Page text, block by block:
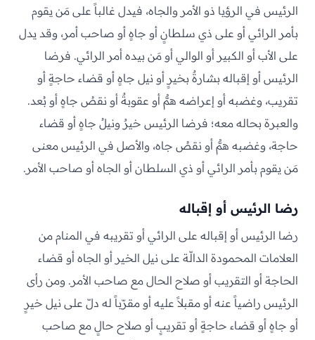
الرئيس في الرؤيا ذو الأمر والجاه، فيدل غالباً على مَن يقوم
بأمر الرائي أو على ذي سلطانٍ أو جاهٍ أو صاحب أمر، وقد يدل
على الأب أو الكبير أو الوالي أو مَن بيده أمر الرائي. فرضا
الرئيس أو إقباله بشارةٌ بخيرٍ أو نيل جاهٍ أو قضاء حاجةٍ أو
تقريب، وغضبه أو إعراضه همٌّ أو عقوبةٌ أو نقصُ جاهٍ أو بُعد.
والعبرة بحاله معه؛ فرضا الرئيس خيرٌ ونيلُ جاهٍ أو قضاء
حاجة، وغضبه همٌّ أو نقصُ جاه، والأصل في الرئيس معنى
مَن يقوم بأمر الرائي أو ذي السلطان أو الجاه أو صاحب الأمر.
رضا الرئيس أو إقباله
رضا الرئيس أو إقباله على الرائي أو تقريبه في المنام من
العلامات المحمودة الدالّة على نيل الخير أو الجاه أو قضاء
الحاجة أو التقريب أو صلاح الحال مع صاحب الأمر. ومن رأى
الرئيس راضياً عنه أو مقبلاً عليه أو مقرّباً له دلّ على نيل خيرٍ
أو جاهٍ أو قضاء حاجةٍ أو تقريبٍ أو صلاح حالٍ مع صاحب